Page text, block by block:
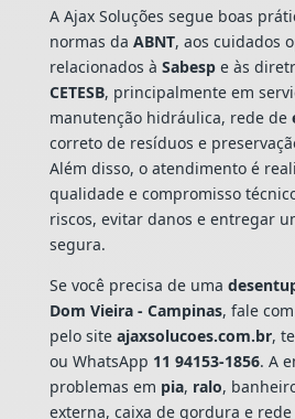
A Ajax Soluções segue boas
normas da ABNT, aos cuidados
relacionados à Sabespe às
CETESB, principalmente em
manutenção hidráulica, rede de
correto de resíduos e
Além disso, o atendimento é
qualidade e compromisso
riscos, evitar danos e entregar
segura.
Se você precisa de uma
Dom Vieira - Campinas, fale
pelo site ajaxsolucoes.com.br,
ou WhatsApp 11 94153-1856. A
problemas em pia, ralo,
externa, caixa de gordura e